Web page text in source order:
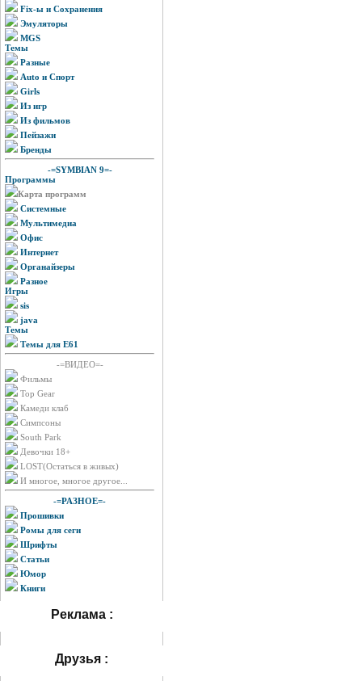
Fix-ы и Сохранения
Эмуляторы
MGS
Темы
Разные
Auto и Спорт
Girls
Из игр
Из фильмов
Пейзажи
Бренды
-=SYMBIAN 9=-
Программы
Карта программ
Системные
Мультимедиа
Офис
Интернет
Органайзеры
Разное
Игры
sis
java
Темы
Темы для E61
-=ВИДЕО=-
Фильмы
Top Gear
Камеди клаб
Симпсоны
South Park
Девочки 18+
LOST(Остаться в живых)
И многое, многое другое...
-=РАЗНОЕ=-
Прошивки
Ромы для сеги
Шрифты
Статьи
Юмор
Книги
Реклама :
Друзья :